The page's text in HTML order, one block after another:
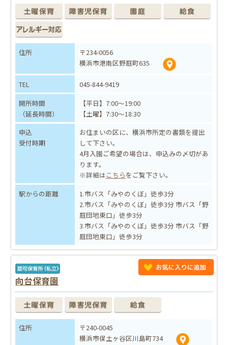
住所
〒234-0056
横浜市港南区野庭町635
TEL
045-844-9419
開所時間
（延長時間）
【平日】7:00～19:00
【土曜】7:30～18:30
申込
受付時期
お住まいの区に、横浜市所定の書類を提出
して下さい。
4月入園ご希望の場合は、申込みの〆切があ
ります。
※詳細はこちらをご覧下さい。
駅からの距離
1.市バス「みやのくぼ」徒歩3分
2.市バス「みやのくぼ」徒歩3分 市バス「野
庭団地東口」徒歩3分
3.市バス「みやのくぼ」徒歩3分 市バス「野
庭団地東口」徒歩3分
向台保育園
住所
〒240-0045
横浜市保土ヶ谷区川島町734